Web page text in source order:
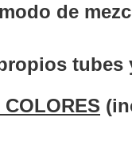
de
tubes
COLORES